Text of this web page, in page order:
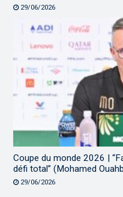
29/06/2026
Coupe du monde 2026 |
défi total” (Mohamed
29/06/2026